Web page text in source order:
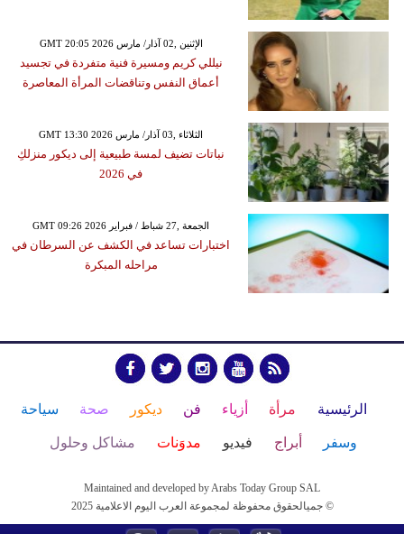
GMT 20:05 2026 الإثنين ,02 آذار/ مارس
نيللي كريم ومسيرة فنية متفردة في تجسيد
أعماق النفس وتناقضات المرأة المعاصرة
GMT 13:30 2026 الثلاثاء ,03 آذار/ مارس
نباتات تضيف لمسة طبيعية إلى ديكور منزلكِ
في 2026
GMT 09:26 2026 الجمعة ,27 شباط / فبراير
اختبارات تساعد في الكشف عن السرطان في
مراحله المبكرة
الرئيسية مرأة أزياء فن ديكور صحة سياحة
وسفر أبراج فيديو مدوَنات مشاكل وحلول
Maintained and developed by Arabs Today Group SAL
جميالحقوق محفوظة لمجموعة العرب اليوم الاعلامية 2025 ©